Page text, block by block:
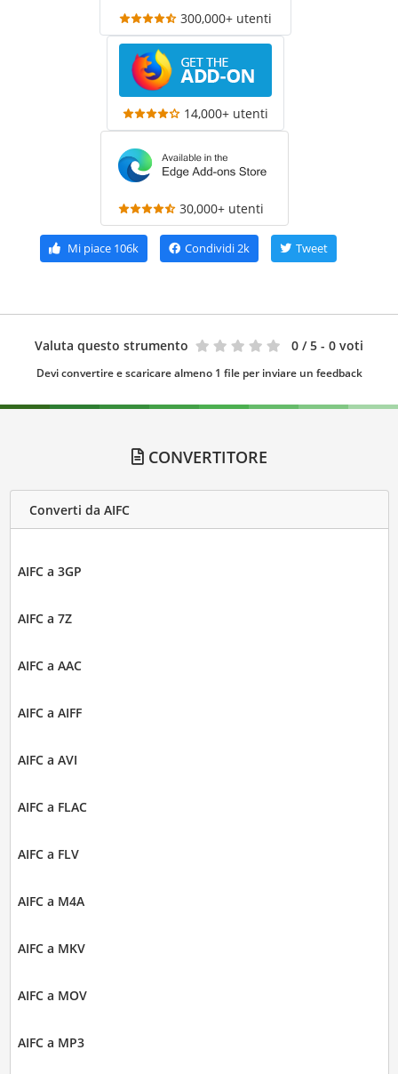
300,000+ utenti
14,000+ utenti
30,000+ utenti
Mi piace 106k Condividi2k Tweet
Valuta questo strumento 0 / 5 - 0 voti
Devi convertire e scaricare almeno 1 file per inviare un feedback
CONVERTITORE
Converti da AIFC
AIFC a 3GP
AIFC a 7Z
AIFC a AAC
AIFC a AIFF
AIFC a AVI
AIFC a FLAC
AIFC a FLV
AIFC a M4A
AIFC a MKV
AIFC a MOV
AIFC a MP3